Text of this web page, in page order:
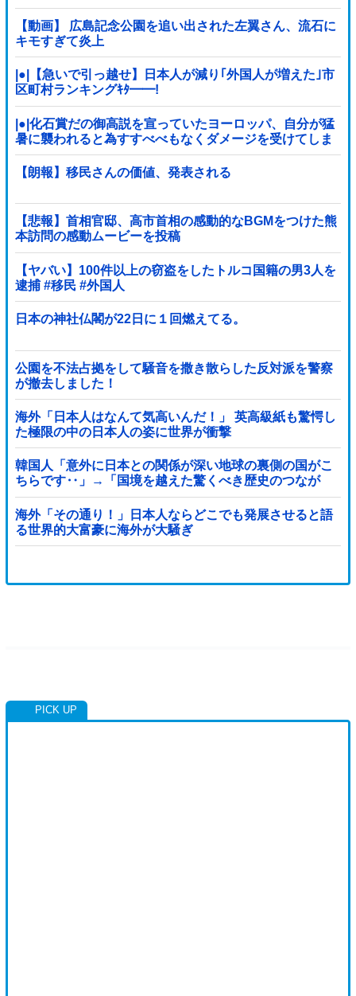
【動画】 広島記念公園を追い出された左翼さん、流石に
キモすぎて炎上
|●|【急いで引っ越せ】日本人が減り｢外国人が増えた｣市
区町村ランキングｷﾀ━━!
|●|化石賞だの御高説を宣っていたヨーロッパ、自分が猛
暑に襲われると為すすべべもなくダメージを受けてしま
い……
【朗報】移民さんの価値、発表される
【悲報】首相官邸、高市首相の感動的なBGMをつけた熊
本訪問の感動ムービーを投稿
【ヤバい】100件以上の窃盗をしたトルコ国籍の男3人を
逮捕 #移民 #外国人
日本の神社仏閣が22日に１回燃えてる。
公園を不法占拠をして騒音を撒き散らした反対派を警察
が撤去しました！
海外「日本人はなんて気高いんだ！」 英高級紙も驚愕し
た極限の中の日本人の姿に世界が衝撃
韓国人「意外に日本との関係が深い地球の裏側の国がこ
ちらです‥」→「国境を越えた驚くべき歴史のつなが
り‥」
海外「その通り！」日本人ならどこでも発展させると語
る世界的大富豪に海外が大騒ぎ